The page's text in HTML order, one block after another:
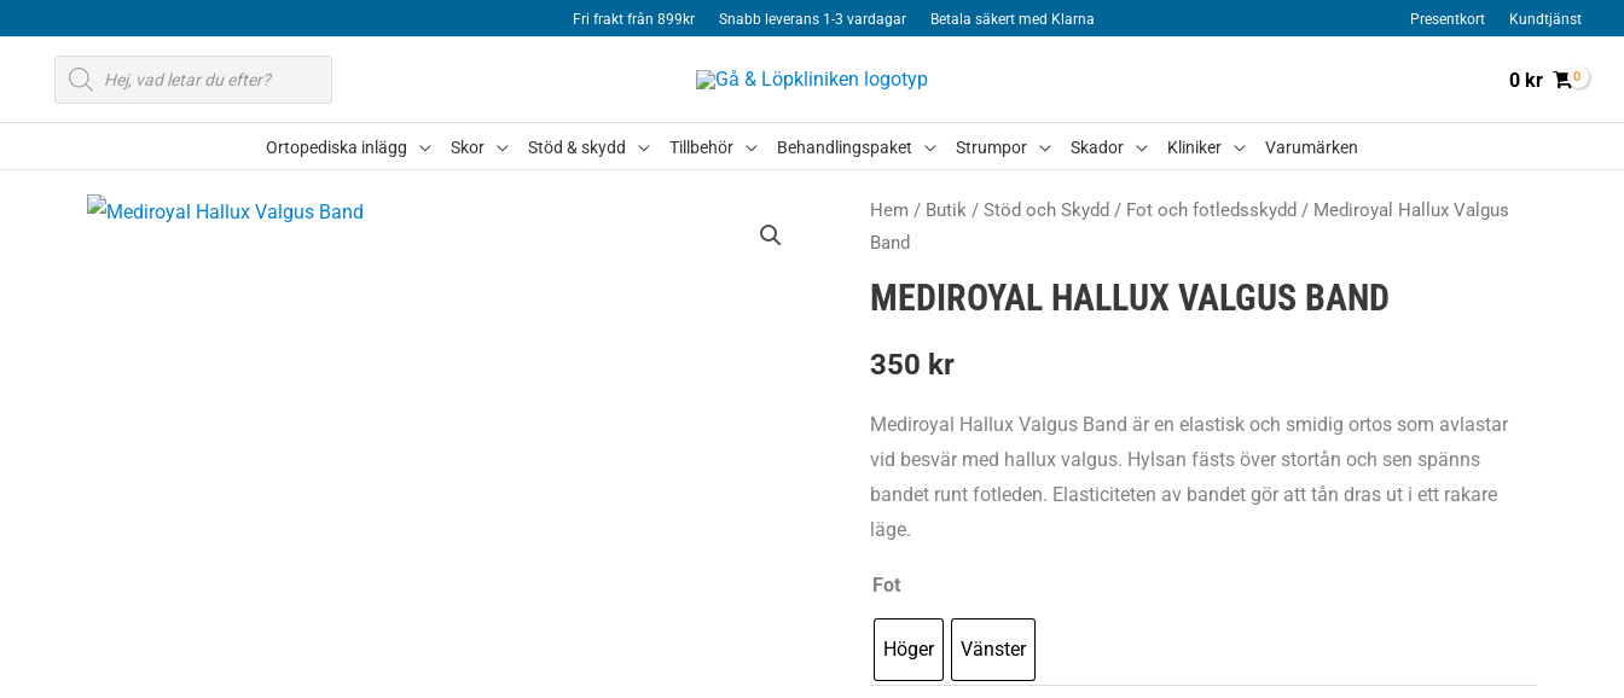
Fri frakt från 899kr Snabb leverans 1-3 vardagar Betala säkert med Klarna Presentkort Kundtjänst
Produktsökning
0 kr
Ortopediska inlägg Skor Stöd & skydd Tillbehör Behandlingspaket Strumpor Skador Kliniker Varumärken
Hem / Butik / Stöd och Skydd / Fot och fotledsskydd / Mediroyal Hallux Valgus
Band
MEDIROYAL HALLUX VALGUS BAND
350 kr
Mediroyal Hallux Valgus Band är en elastisk och smidig ortos som avlastar
vid besvär med hallux valgus. Hylsan fästs över stortån och sen spänns
bandet runt fotleden. Elasticiteten av bandet gör att tån dras ut i ett rakare
läge.
Fot
Höger Vänster